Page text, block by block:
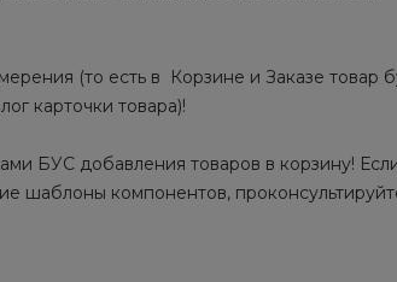
(то есть в Корзине и Заказе товар
карточки товара)!
БУС добавления товаров в корзину!
шаблоны компонентов,